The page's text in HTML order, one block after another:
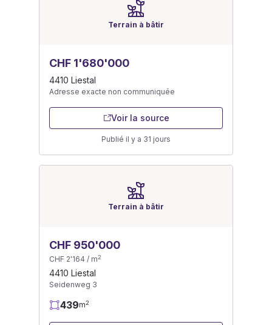
Terrain à bâtir
CHF 1'680'000
4410 Liestal
Adresse exacte non communiquée
Voir la source
Publié il y a 31 jours
Terrain à bâtir
CHF 950'000
CHF 2'164 / m2
4410 Liestal
Seidenweg 3
439m2